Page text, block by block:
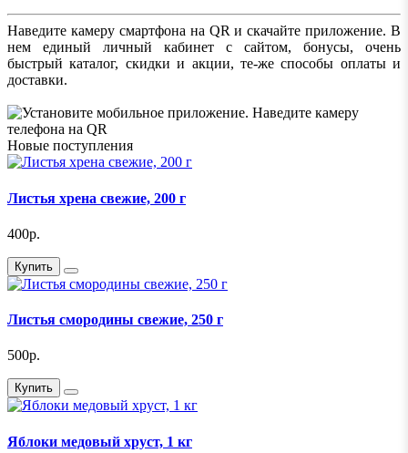
Наведите камеру смартфона на QR и скачайте приложение. В
нем единый личный кабинет с сайтом, бонусы, очень
быстрый каталог, скидки и акции, те-же способы оплаты и
доставки.
Новые поступления
Листья хрена свежие, 200 г
400р.
Купить
Листья смородины свежие, 250 г
500р.
Купить
Яблоки медовый хруст, 1 кг